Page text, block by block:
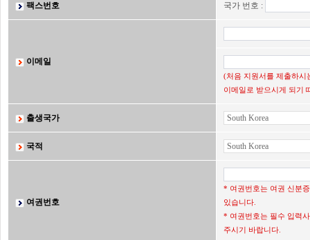
팩스번호 국가 번호 :
이메일
(처음 지원서를 제출하시
이메일로 받으시게 되기
출생국가
국적
여권번호
* 여권번호는 여권 신분
있습니다.
* 여권번호는 필수 입력
주시기 바랍니다.